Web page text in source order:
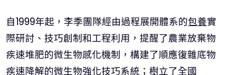
自1999年起，李季團隊經由過程展開體系的包養實
際研討、技巧創制和工程利用，提醒了農業放棄物
疾速堆肥的微生物感化機制，構建了順應復雜底物
疾速降解的微生物強化技巧系統；樹立了全國